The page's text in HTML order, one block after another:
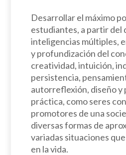
Desarrollar el máximo
estudiantes, a partir del
inteligencias múltiples,
y profundización del
creatividad, intuición,
persistencia,
autorreflexión, diseño y
práctica, como seres
promotores de una
diversas formas de
variadas situaciones
en la vida.